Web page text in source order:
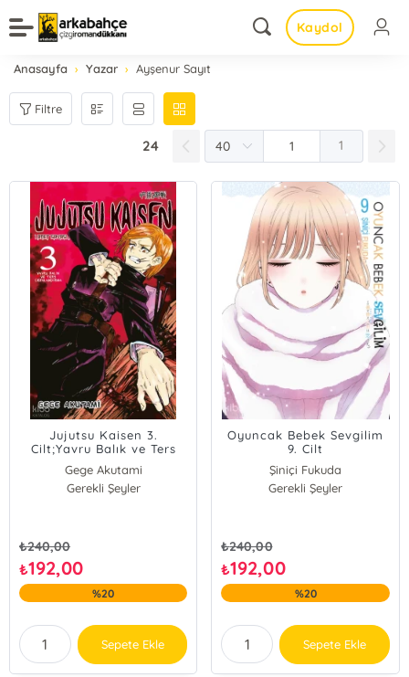
Kaydol
Anasayfa Yazar Ayşenur Sayıt
Filtre
24 1
Jujutsu Kaisen 3.
Cilt;Yavru Balık ve Ters
Cezalandırma
Gege Akutami
Gerekli Şeyler
₺240,00
₺192,00
%20
Sepete Ekle
Oyuncak Bebek Sevgilim
9. Cilt
Şiniçi Fukuda
Gerekli Şeyler
₺240,00
₺192,00
%20
Sepete Ekle